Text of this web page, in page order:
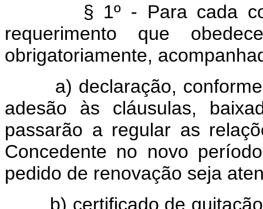
§ 1º - Para cada
requerimento que
obrigatoriamente,
a) declaração, conforme
adesão às cláusulas,
passarão a regular as
Concedente no novo
pedido de renovação seja
b) certificado de quitação